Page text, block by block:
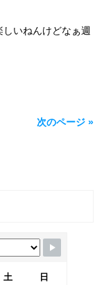
いねんけどなぁ週
次のページ »
土 日